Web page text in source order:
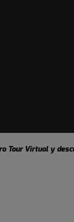
Tour Virtual y